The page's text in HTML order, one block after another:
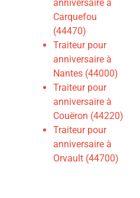
anniversaire à
Carquefou
(44470)
Traiteur pour
anniversaire à
Nantes (44000)
Traiteur pour
anniversaire à
Couëron (44220)
Traiteur pour
anniversaire à
Orvault (44700)